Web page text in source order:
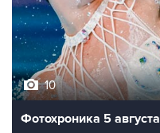
10
Фотохроника 5 августа